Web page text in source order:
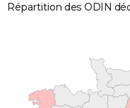
Répartition des ODIN